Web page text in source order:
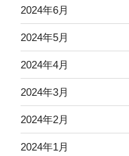
2024年6月
2024年5月
2024年4月
2024年3月
2024年2月
2024年1月